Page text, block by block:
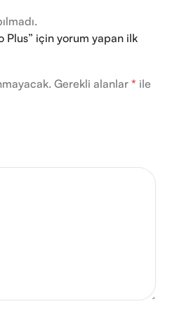
Plus” için yorum yapan ilk
Gerekli alanlar * ile